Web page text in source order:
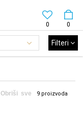
0
0
Filteri
9 proizvoda
Obriši sve